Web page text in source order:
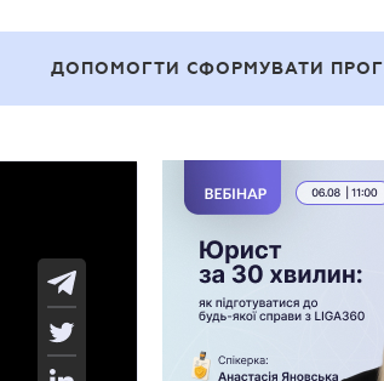
ДОПОМОГТИ СФОРМУВАТИ